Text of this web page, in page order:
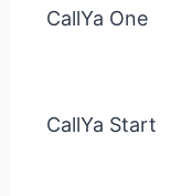
CallYa One
CallYa Start